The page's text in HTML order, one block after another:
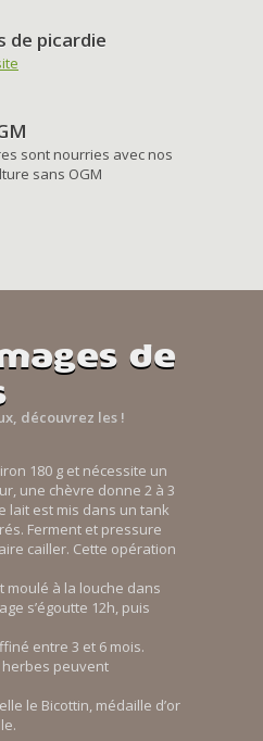
de picardie
sont nourries avec nos
sans OGM
de
découvrez les !
180 g et nécessite un
une chèvre donne 2 à 3
lait est mis dans un tank
Ferment et pressure
cailler. Cette opération
moulé à la louche dans
s’égoutte 12h, puis
entre 3 et 6 mois.
peuvent
le Bicottin, médaille d’or